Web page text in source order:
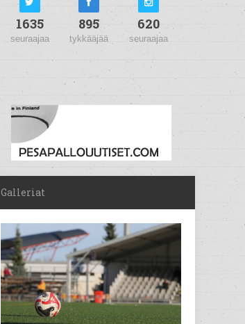
1635
seuraajaa
895
tykkääjää
620
seuraajaa
Galleriat